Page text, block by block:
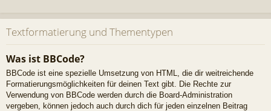
Textformatierung und Thementypen
Was ist BBCode?
BBCode ist eine spezielle Umsetzung von HTML, die dir weitreichende
Formatierungsmöglichkeiten für deinen Text gibt. Die Rechte zur
Verwendung von BBCode werden durch die Board-Administration
vergeben, können jedoch auch durch dich für jeden einzelnen Beitrag